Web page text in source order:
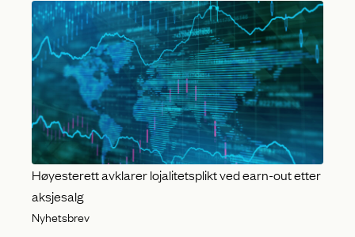
Høyesterett avklarer lojalitetsplikt ved earn-out etter
aksjesalg
Nyhetsbrev